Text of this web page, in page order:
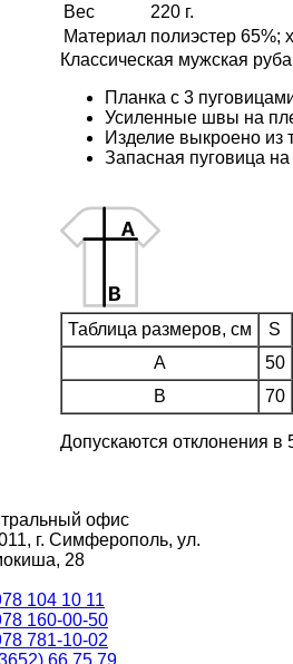
Вес
220 г.
Материал полиэстер 65%;
Классическая мужская
Планка с 3
Усиленные швы на
Изделие выкроено из
Запасная пуговица
Таблица размеров, см S
A
50
B
70
Допускаются отклонения в
офис
г. Симферополь, ул.
28
104 10 11
160-00-50
781-10-02
66 75 79